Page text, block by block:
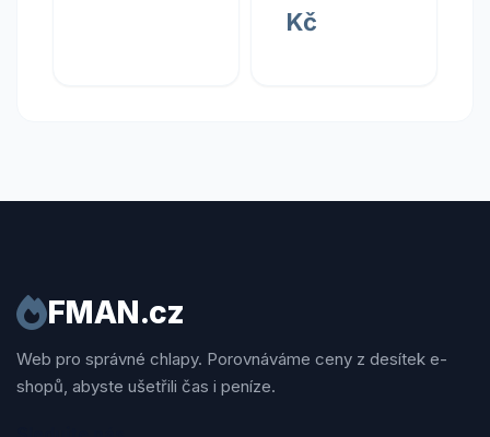
Kč
FMAN.cz
Web pro správné chlapy. Porovnáváme ceny z desítek e-
shopů, abyste ušetřili čas i peníze.